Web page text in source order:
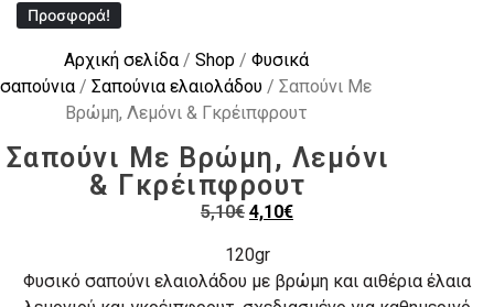
Προσφορά!
Αρχική σελίδα/ Shop/ Φυσικά
σαπούνια/ Σαπούνια ελαιολάδου / Σαπούνι Με
Βρώμη, Λεμόνι & Γκρέιπφρουτ
Σαπούνι Με Βρώμη, Λεμόνι
& Γκρέιπφρουτ
5,10€ 4,10€
120gr
Φυσικό σαπούνι ελαιολάδου με βρώμη και αιθέρια έλαια